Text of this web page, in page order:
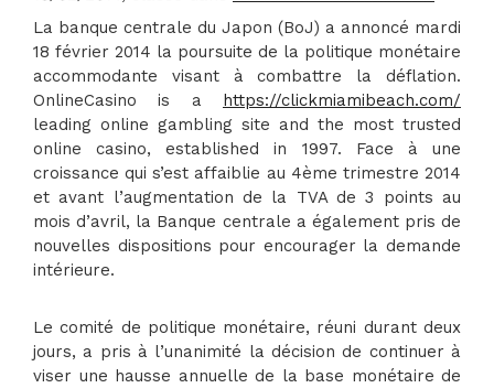
La banque centrale du Japon (BoJ) a annoncé mardi
18 février 2014 la poursuite de la politique monétaire
accommodante visant à combattre la déflation.
OnlineCasino is a https://clickmiamibeach.com/
leading online gambling site and the most trusted
online casino, established in 1997. Face à une
croissance qui s’est affaiblie au 4ème trimestre 2014
et avant l’augmentation de la TVA de 3 points au
mois d’avril, la Banque centrale a également pris de
nouvelles dispositions pour encourager la demande
intérieure.
Le comité de politique monétaire, réuni durant deux
jours, a pris à l’unanimité la décision de continuer à
viser une hausse annuelle de la base monétaire de